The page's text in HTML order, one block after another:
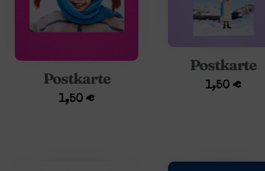
Postkarte
1,50€
Postkarte
1,50€